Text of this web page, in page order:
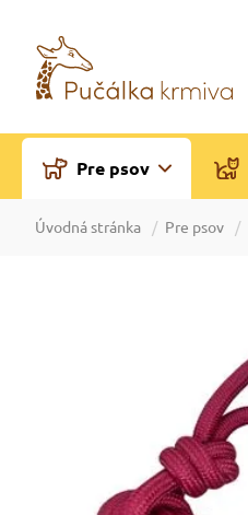
Pre psov
Úvodná stránka Pre psov